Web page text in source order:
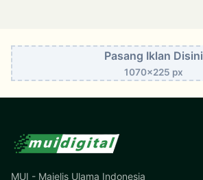
Pasang Iklan Disini
1070x225 px
MUI - Majelis Ulama Indonesia